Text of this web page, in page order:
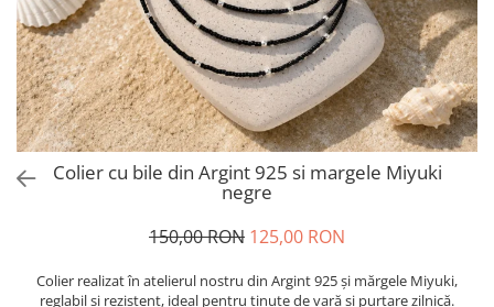
Coliere Transparente cu Cruce
Coliere Transparente cu Stea
Coliere Transparente cu Soare
Coliere Transparente cu Semilună
Coliere Transparente cu Zodii
Coliere Transparente cu Perle
Coliere Transparente cu Initiale
Coliere Transparente cu Animale
Coliere Transparente cu Molecule
Coliere Transparente cu Pietre
Brățări din Argint cu pietre
semiprețioase
Brățări elastice cu pietre
semiprețioase
LĂNȚIȘOARE ARGINT
Colier cu bile din Argint 925 si margele Miyuki
negre
150,00 RON 125,00 RON
Colier realizat în atelierul nostru din Argint 925 și mărgele Miyuki,
reglabil și rezistent, ideal pentru ținute de vară și purtare zilnică.